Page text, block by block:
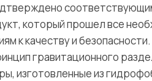
который прошел все
к качеству и
гравитационного
изготовленные из